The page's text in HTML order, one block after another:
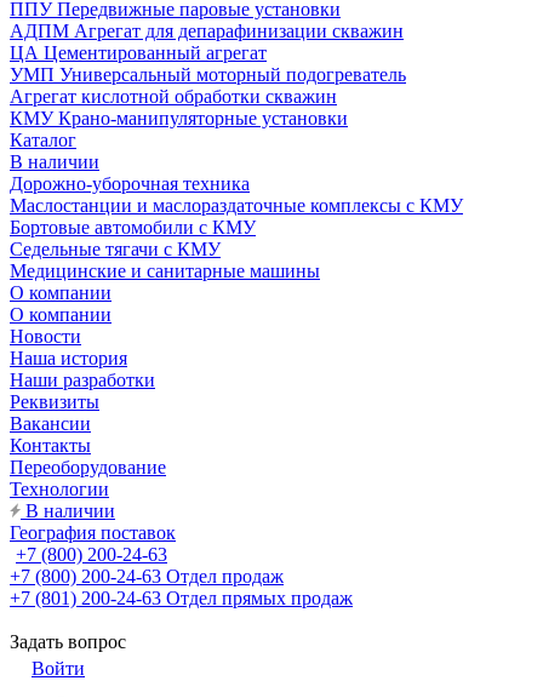
ППУ Передвижные паровые установки
АДПМ Агрегат для депарафинизации скважин
ЦА Цементированный агрегат
УМП Универсальный моторный подогреватель
Агрегат кислотной обработки скважин
КМУ Крано-манипуляторные установки
Каталог
В наличии
Дорожно-уборочная техника
Маслостанции и маслораздаточные комплексы с КМУ
Бортовые автомобили с КМУ
Седельные тягачи с КМУ
Медицинские и санитарные машины
О компании
О компании
Новости
Наша история
Наши разработки
Реквизиты
Вакансии
Контакты
Переоборудование
Технологии
В наличии
География поставок
+7 (800) 200-24-63
+7 (800) 200-24-63 Отдел продаж
+7 (801) 200-24-63 Отдел прямых продаж
Задать вопрос
Войти